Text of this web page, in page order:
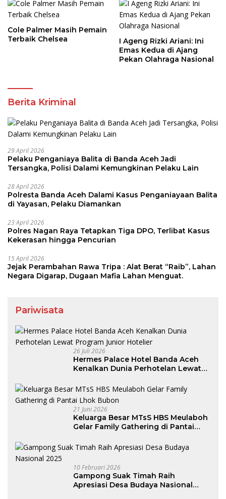
Cole Palmer Masih Pemain
Terbaik Chelsea
I Ageng Rizki Ariani: Ini
Emas Kedua di Ajang
Pekan Olahraga Nasional
Berita Kriminal
29 April 2026
Pelaku Penganiaya Balita di Banda Aceh Jadi
Tersangka, Polisi Dalami Kemungkinan Pelaku Lain
28 April 2026
Polresta Banda Aceh Dalami Kasus Penganiayaan Balita
di Yayasan, Pelaku Diamankan
23 April 2026
Polres Nagan Raya Tetapkan Tiga DPO, Terlibat Kasus
Kekerasan hingga Pencurian
15 April 2026
Jejak Perambahan Rawa Tripa : Alat Berat “Raib”, Lahan
Negara Digarap, Dugaan Mafia Lahan Menguat.
Pariwisata
26 Juli 2026
Hermes Palace Hotel Banda Aceh
Kenalkan Dunia Perhotelan Lewat
21 Juni 2026
Keluarga Besar MTsS HBS Meulaboh
Gelar Family Gathering di Pantai
10 Februari 2026
Gampong Suak Timah Raih
Apresiasi Desa Budaya Nasional